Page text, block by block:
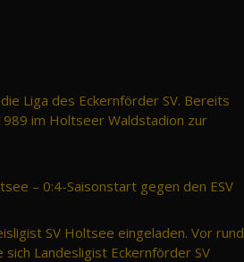
Liga des Eckernförder SV. Bereits
im Holtseer Waldstadion zur
– 0:4-Saisonstart gegen den ESV
SV Holtsee eingeladen. Vor rund
Landesligist Eckernförder SV